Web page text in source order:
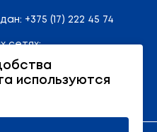
+375 (17) 222 45 74
сетях:
используются